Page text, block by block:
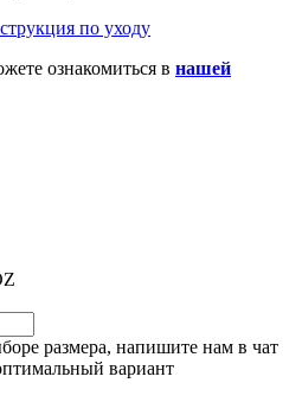
по уходу
ознакомиться в нашей
размера, напишите нам в чат
вариант